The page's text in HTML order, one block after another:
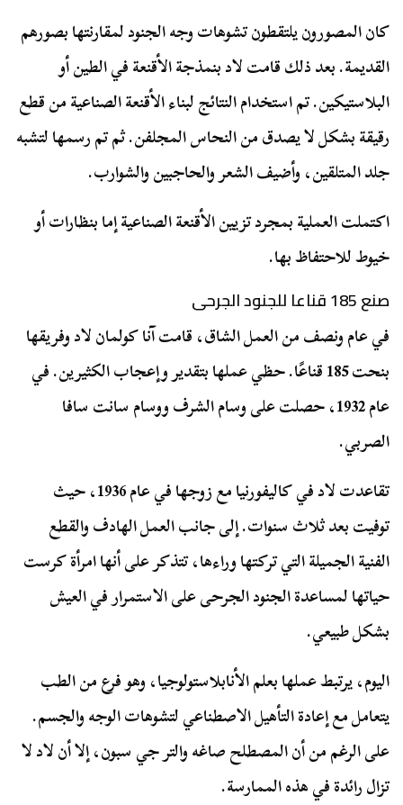
كان المصورون يلتقطون تشوهات وجه الجنود لمقارنتها بصورهم
القديمة. بعد ذلك قامت لاد بنمذجة الأقنعة في الطين أو
البلاستيكين. تم استخدام النتائج لبناء الأقنعة الصناعية من قطع
رقيقة بشكل لا يصدق من النحاس المجلفن. ثم تم رسمها لتشبه
جلد المتلقين، وأضيف الشعر والحاجبين والشوارب.
اكتملت العملية بمجرد تزيين الأقنعة الصناعية إما بنظارات أو
خيوط للاحتفاظ بها.
صنع 185 قناعا للجنود الجرحى
في عام ونصف من العمل الشاق، قامت آنا كولمان لاد وفريقها
بنحت 185 قناعًا. حظي عملها بتقدير وإعجاب الكثيرين. في
عام 1932، حصلت على وسام الشرف ووسام سانت سافا
الصربي.
تقاعدت لاد في كاليفورنيا مع زوجها في عام 1936، حيث
توفيت بعد ثلاث سنوات. إلى جانب العمل الهادف والقطع
الفنية الجميلة التي تركتها وراءها، تتذكر على أنها امرأة كرست
حياتها لمساعدة الجنود الجرحى على الاستمرار في العيش
بشكل طبيعي.
اليوم، يرتبط عملها بعلم الأنابلاستولوجيا، وهو فرع من الطب
يتعامل مع إعادة التأهيل الاصطناعي لتشوهات الوجه والجسم.
على الرغم من أن المصطلح صاغه والتر جي سبون، إلا أن لاد لا
تزال رائدة في هذه الممارسة.